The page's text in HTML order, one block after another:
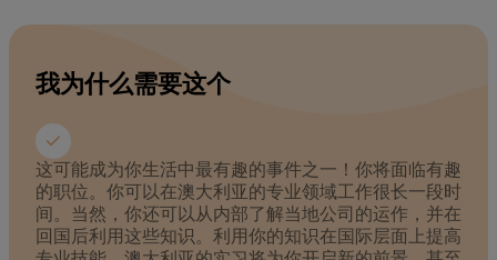
我为什么需要这个
这可能成为你生活中最有趣的事件之一！你将面临有趣
的职位。你可以在澳大利亚的专业领域工作很长一段时
间。当然，你还可以从内部了解当地公司的运作，并在
回国后利用这些知识。利用你的知识在国际层面上提高